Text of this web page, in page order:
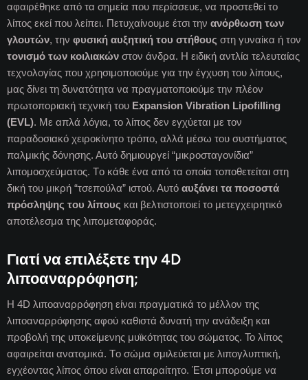
αφαιρέθηκε από τα σημεία που περίσσευε, να προστεθεί το
λίπος εκεί που λείπει. Πετυχαίνουμε έτσι την ανόρθωση των
γλουτών, την φυσική αυξητική του στήθους στη γυναίκα ή τον
τονισμό των κοιλιακών στον άνδρα. Η ειδική αντλία τελευταίας
τεχνολογίας που χρησιμοποιούμε για την έγχυση του λίπους,
μας δίνει τη δυνατότητα να πραγματοποιούμε την πλέον
πρωτοποριακή τεχνική του Expansion Vibration Lipofilling
(EVL). Με απλά λόγια, το λίπος δεν εγχύεται με τον
παραδοσιακό χειροκίνητο τρόπο, αλλά μέσω του συστήματος
παλμικής δόνησης. Αυτό δημιουργεί “μικροσταγονίδια”
λιπομοσχεύματος. Tο κάθε ένα από τα οποία τοποθετείται στη
δική του μικρή “τσεπούλα” ιστού. Αυτό αυξάνει τα ποσοστά
πρόσληψης του λίπους και βελτιστοποιεί το μετεγχειρητικό
αποτέλεσμα της λιπομεταφοράς.
Γιατί να επιλέξετε την 4D
λιποαναρρόφηση;
H 4D λιποαναρρόφηση είναι πραγματικά το μέλλον της
λιποαναρρόφησης αφού καθιστά δυνατή την ανάδειξη και
προβολή της υποκείμενης μυϊκότητας του σώματος. Το λίπος
αφαιρείται ανατομικά. Tο σώμα σμιλεύεται με λιπογλυπτική,
εγχέοντας λίπος όπου είναι απαραίτητο. Έτσι μπορούμε να